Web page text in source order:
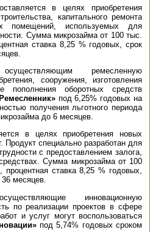
в целях приобретения
капитального ремонта
помещений, используемых для
Сумма микрозайма от 100 тыс.
ставка 8,25 % годовых, срок
ремесленную
сооружения, изготовления
пополнения оборотных средств
под 6,25% годовых на
получения льготного периода
до 6 месяцев.
в целях приобретения новых
Продукт специально разработан для
с предоставлением залога,
Сумма микрозайма от 100
ставка 8,25 % годовых,
месяцев.
инновационную
по реализации проектов в сфере
и услуг могут воспользоваться
под 5,74% годовых сроком